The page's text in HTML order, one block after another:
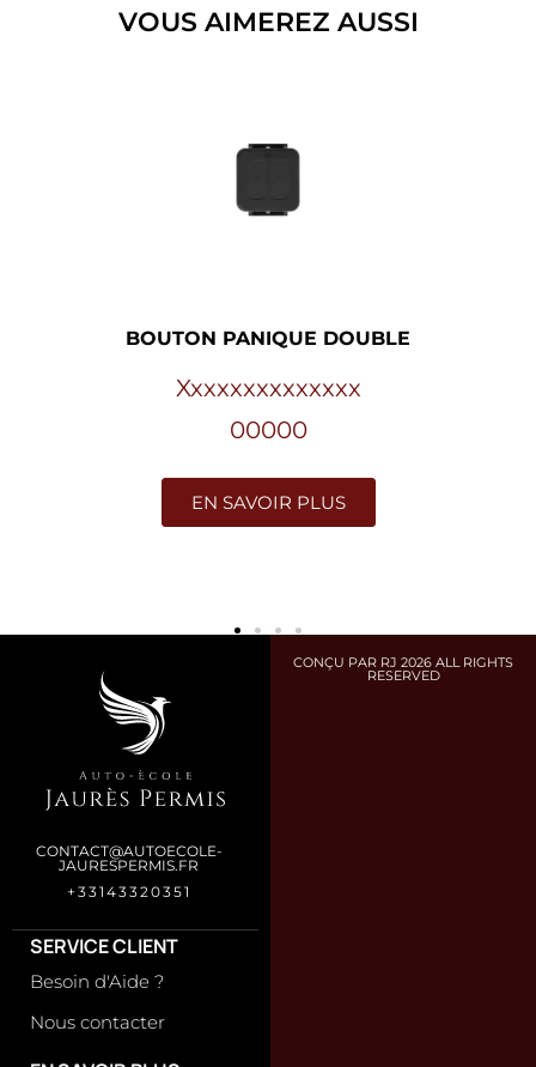
VOUS AIMEREZ AUSSI
BOUTON PANIQUE DOUBLE
Xxxxxxxxxxxxxx
00000
EN SAVOIR PLUS
CONTACT@AUTOECOLE-
JAURESPERMIS.FR
+33143320351
SERVICE CLIENT
Besoin d'Aide ?
Nous contacter
CONÇU PAR RJ 2026 ALL RIGHTS
RESERVED